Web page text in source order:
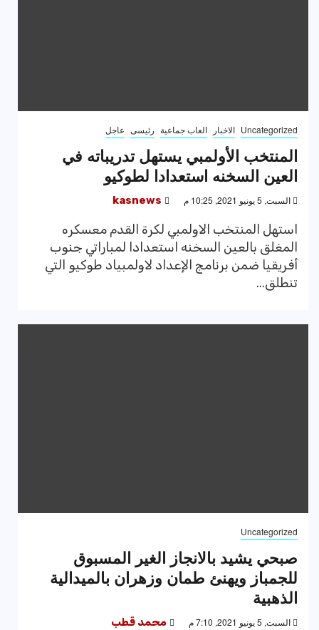
Uncategorized الاخبار العاب جماعية رئيسى عاجل
المنتخب الأولمبي يستهل تدريباته في
العين السخنه استعدادا لطوكيو
السبت, 5 يونيو 2021, 10:25 م kasnews
استهل المنتخب الاولمبي لكرة القدم معسكره
المغلق بالعين السخنه استعدادا لمباراتي جنوب
أفريقيا ضمن برنامج الإعداد لاولمبياد طوكيو التي
تنطلق...
Uncategorized
صبحي يشيد بالانجاز الغير المسبوق
للجمباز ويهنئ طمان وزهران بالميدالية
الذهبية
السبت, 5 يونيو 2021, 7:10 م محمد قطب